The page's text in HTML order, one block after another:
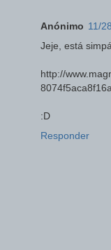
Anónimo 11/
Jeje, está
http://
:D
Responder